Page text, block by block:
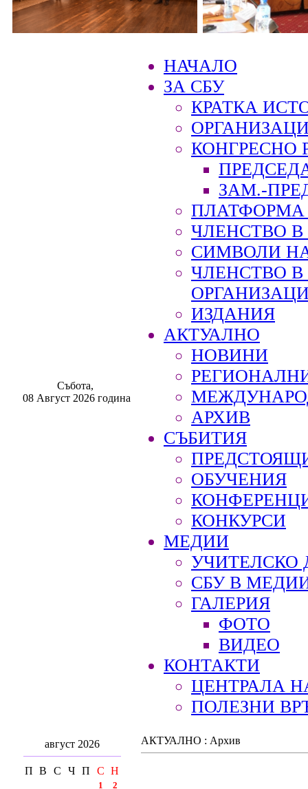
Събота,
08 Август 2026 година
НАЧАЛО
ЗА СБУ
КРАТКА
КОНГРЕСНО
ЗАМ.-
ПЛАТФОРМА
ЧЛЕНСТВО В
СИМВОЛИ
ЧЛЕНСТВО
ИЗДАНИЯ
АКТУАЛНО
НОВИНИ
АРХИВ
СЪБИТИЯ
ОБУЧЕНИЯ
КОНКУРСИ
МЕДИИ
УЧИТЕЛСКО
СБУ В
ГАЛЕРИЯ
ФОТО
ВИДЕО
КОНТАКТИ
ЦЕНТРАЛА
ПОЛЕЗНИ
август 2026
П В С Ч П С Н
1
2
АКТУАЛНО : Архив